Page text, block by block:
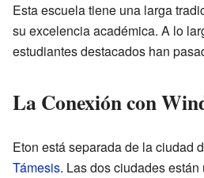
Esta escuela tiene una larga
su excelencia académica. A lo
estudiantes destacados han
La Conexión con
Eton está separada de la ciudad
Támesis. Las dos ciudades